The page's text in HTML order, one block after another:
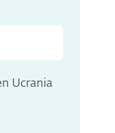
Ucrania